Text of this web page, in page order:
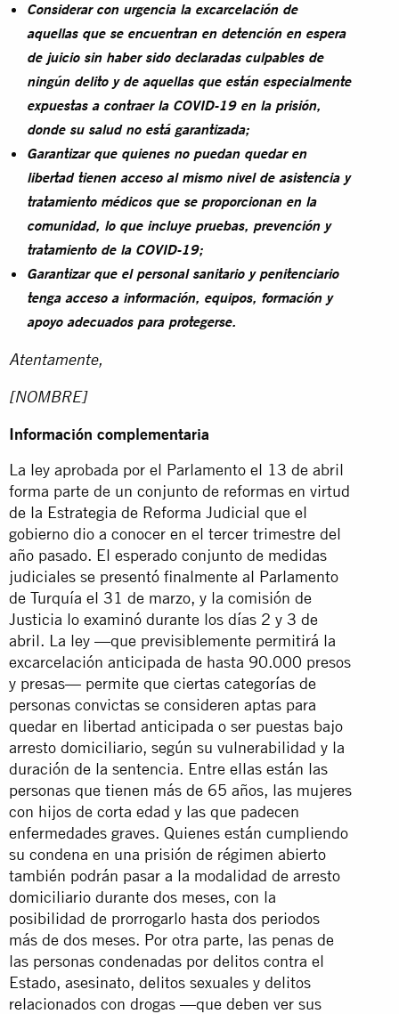
Considerar con urgencia la excarcelación de
aquellas que se encuentran en detención en espera
de juicio sin haber sido declaradas culpables de
ningún delito y de aquellas que están especialmente
expuestas a contraer la COVID-19 en la prisión,
donde su salud no está garantizada;
Garantizar que quienes no puedan quedar en
libertad tienen acceso al mismo nivel de asistencia y
tratamiento médicos que se proporcionan en la
comunidad, lo que incluye pruebas, prevención y
tratamiento de la COVID-19;
Garantizar que el personal sanitario y penitenciario
tenga acceso a información, equipos, formación y
apoyo adecuados para protegerse.
Atentamente,
[NOMBRE]
Información complementaria
La ley aprobada por el Parlamento el 13 de abril
forma parte de un conjunto de reformas en virtud
de la Estrategia de Reforma Judicial que el
gobierno dio a conocer en el tercer trimestre del
año pasado. El esperado conjunto de medidas
judiciales se presentó finalmente al Parlamento
de Turquía el 31 de marzo, y la comisión de
Justicia lo examinó durante los días 2 y 3 de
abril. La ley —que previsiblemente permitirá la
excarcelación anticipada de hasta 90.000 presos
y presas— permite que ciertas categorías de
personas convictas se consideren aptas para
quedar en libertad anticipada o ser puestas bajo
arresto domiciliario, según su vulnerabilidad y la
duración de la sentencia. Entre ellas están las
personas que tienen más de 65 años, las mujeres
con hijos de corta edad y las que padecen
enfermedades graves. Quienes están cumpliendo
su condena en una prisión de régimen abierto
también podrán pasar a la modalidad de arresto
domiciliario durante dos meses, con la
posibilidad de prorrogarlo hasta dos periodos
más de dos meses. Por otra parte, las penas de
las personas condenadas por delitos contra el
Estado, asesinato, delitos sexuales y delitos
relacionados con drogas —que deben ver sus